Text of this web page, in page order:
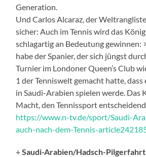
Generation.
Und Carlos Alcaraz, der
sicher: Auch im Tennis wird das
schlagartig an Bedeutung gewinnen:
habe der Spanier, der sich jüngst
Turnier im Londoner Queen’s Club
1 der Tenniswelt gemacht hatte,
in Saudi-Arabien spielen werde. Das
Macht, den Tennissport entscheidend
https://www.n-tv.de/sport/Saudi-
auch-nach-dem-Tennis-
+Saudi-Arabien/Hadsch-Pilgerfahrt